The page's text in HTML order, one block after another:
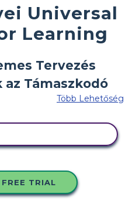
Universal
Learning
Több Lehetőség
TRIAL